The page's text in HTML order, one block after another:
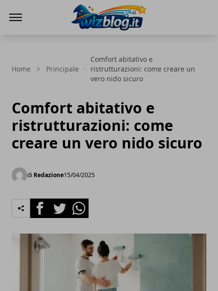
Home Principale
Comfort abitativo e
ristrutturazioni: come creare un
vero nido sicuro
Comfort abitativo e
ristrutturazioni: come
creare un vero nido sicuro
di Redazione15/04/2025
FacebookTwitterWhatsapp